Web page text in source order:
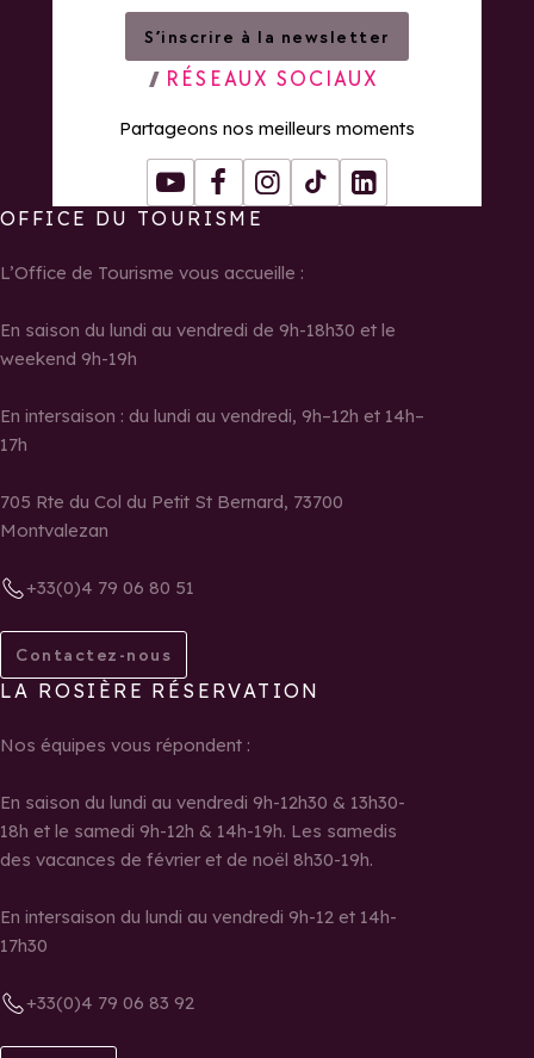
S’inscrire à la newsletter
RÉSEAUX SOCIAUX
Partageons nos meilleurs moments
YoutubeFacebookInstagram
Tiktok LinkedIn
OFFICE DU TOURISME
L’Office de Tourisme vous accueille :
En saison du lundi au vendredi de 9h-18h30 et le
weekend 9h-19h
En intersaison : du lundi au vendredi, 9h–12h et 14h–
17h
705 Rte du Col du Petit St Bernard, 73700
Montvalezan
+33(0)4 79 06 80 51
Contactez-nous
LA ROSIÈRE RÉSERVATION
Nos équipes vous répondent :
En saison du lundi au vendredi 9h-12h30 & 13h30-
18h et le samedi 9h-12h & 14h-19h. Les samedis
des vacances de février et de noël 8h30-19h.
En intersaison du lundi au vendredi 9h-12 et 14h-
17h30
+33(0)4 79 06 83 92